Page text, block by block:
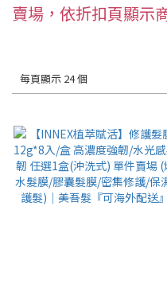
賣場，依折扣頁顯示
每頁顯示 24 個